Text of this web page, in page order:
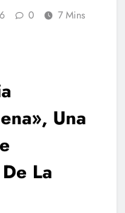
0 7 Mins
Una
La